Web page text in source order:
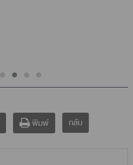
พิมพ์ กลับ